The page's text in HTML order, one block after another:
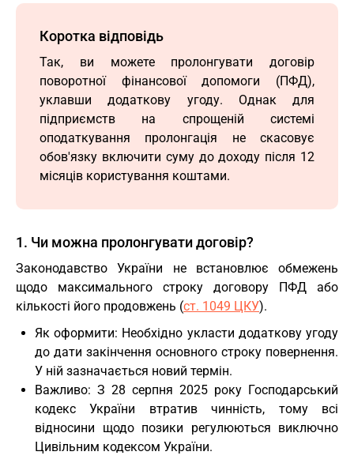
Коротка відповідь
Так, ви можете пролонгувати договір
поворотної фінансової допомоги (ПФД),
уклавши додаткову угоду. Однак для
підприємств на спрощеній системі
оподаткування пролонгація не скасовує
обов'язку включити суму до доходу після 12
місяців користування коштами.
1. Чи можна пролонгувати договір?
Законодавство України не встановлює обмежень
щодо максимального строку договору ПФД або
кількості його продовжень (ст. 1049 ЦКУ).
Як оформити: Необхідно укласти додаткову угоду
до дати закінчення основного строку повернення.
У ній зазначається новий термін.
Важливо: З 28 серпня 2025 року Господарський
кодекс України втратив чинність, тому всі
відносини щодо позики регулюються виключно
Цивільним кодексом України.